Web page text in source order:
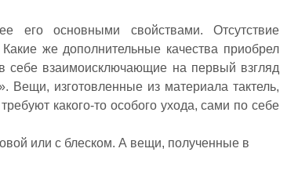
основными свойствами. Отсутствие
же дополнительные качества приобрел
себе взаимоисключающие на первый взгляд
изготовленные из материала тактель,
какого-то особого ухода, сами по себе
или с блеском. А вещи, полученные в